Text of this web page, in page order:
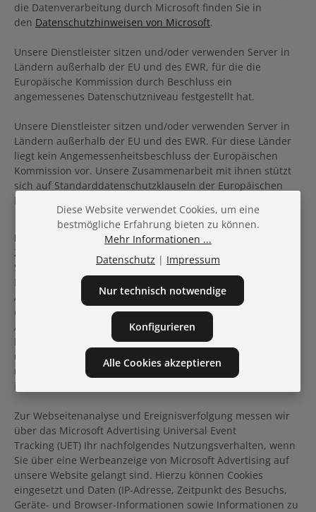
die Datenverarbeitung durch Microsoft finden Sie in
den Datenschutzhinweisen von Microsoft.
Unsere Dienstleister sitzen und/oder verwenden Server in
Ländern außerhalb der EU und des EWR, für die die
Europäische Kommission durch Beschluss ein
angemessenes Datenschutzniveau festgestellt hat.
Unsere Dienstleister sitzen und/oder verwenden Server in
Ländern außerhalb der EU und des EWR. Für diese Länder
liegt kein Angemessenheitsbeschluss der Europäischen
Kommission vor. Unsere Zusammenarbeit mit ihnen stützt
sich auf Standarddatenschutzklauseln der Europäischen
Kommission.
Microsoft Advertising
Zu Werbezwecken in den Bing, Yahoo und MSN
Suchergebnissen sowie auf den Webseiten Dritter wird bei
Besuch unserer Webseite das sog. Microsoft
Advertising Remarketing Cookie gesetzt, das automatisch
durch die Erhebung und Verarbeitung von Daten (IP-
Adresse, Zeitpunkt des Besuchs, Geräte- und Browser-
Informationen sowie Informationen zu Ihrer Nutzung
unserer Webseite) und mittels einer pseudonymen CookieID
und auf Grundlage der von Ihnen besuchten Seiten eine
interessenbasierte Werbung ermöglicht.
Zur Webseitenanalyse und Ereignisverfolgung messen wir
über das Microsoft Advertising Universal Event
Tracking (UET) Ihr nachfolgendes Nutzungsverhalten, wenn
Sie über eine Werbeanzeige von Microsoft Advertising auf
unsere Website gelangt sind. Hierzu können Cookies
eingesetzt und Daten (IP-Adresse, Zeitpunkt des Besuchs,
Geräte- und Browser-Informationen sowie Informationen zu
Diese Website verwendet Cookies, um eine
bestmögliche Erfahrung bieten zu können.
Mehr Informationen ...
Datenschutz | Impressum
Nur technisch notwendige
Konfigurieren
Alle Cookies akzeptieren